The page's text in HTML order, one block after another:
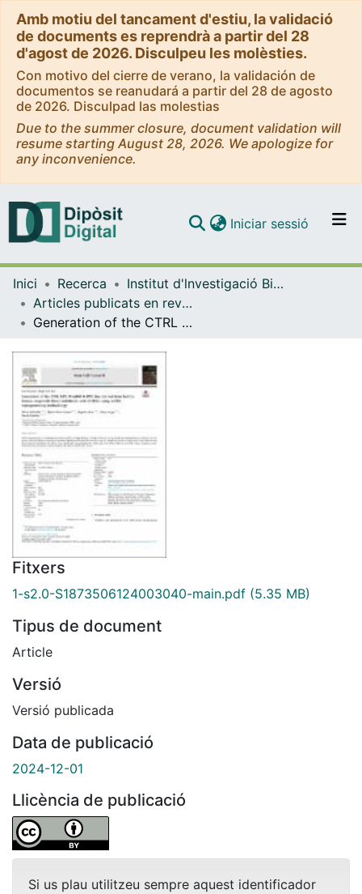
Amb motiu del tancament d'estiu, la validació
de documents es reprendrà a partir del 28
d'agost de 2026. Disculpeu les molèsties.
Con motivo del cierre de verano, la validación de
documentos se reanudará a partir del 28 de agosto
de 2026. Disculpad las molestias
Due to the summer closure, document validation will
resume starting August 28, 2026. We apologize for
any inconvenience.
Navega per tot el DD
Com publicar
Iniciar sessió (current)
Inici Recerca
Institut d'lnvestigació Biomèdica de Bellvitge (IDIBELL)
Articles publicats en revistes (Institut d'lnvestigació Biomèdica de Bellvitge (IDIBELL))
Generation of the CTRL EiPS J9 mR6F-8 iPSC line derived from healthy human outgrowth blood endothelial cells (BOECs) using mRNA reprogramming methodology
Fitxers
1-s2.0-S1873506124003040-main.pdf (5.35 MB)
Tipus de document
Article
Versió
Versió publicada
Data de publicació
2024-12-01
Llicència de publicació
Si us plau utilitzeu sempre aquest identificador